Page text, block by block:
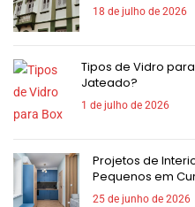
18 de julho de 2026
Tipos de Vidro
Jateado?
1 de julho de 2026
Projetos de
Pequenos em
25 de junho de 2026